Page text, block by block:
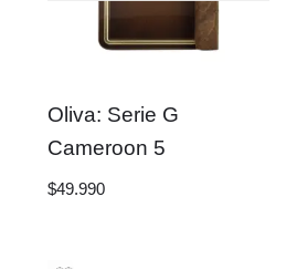
Oliva: Serie G
Cameroon 5
$49.990